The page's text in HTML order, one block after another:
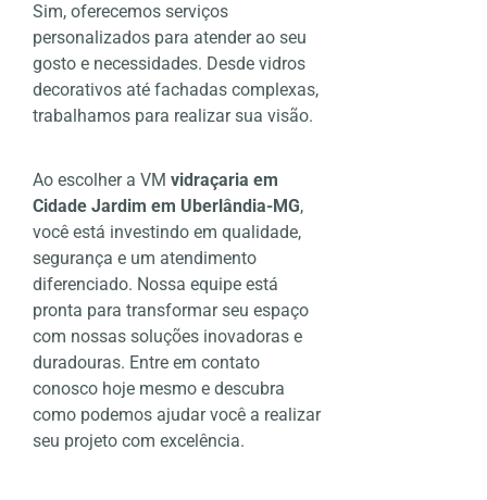
Sim, oferecemos serviços
personalizados para atender ao seu
gosto e necessidades. Desde vidros
decorativos até fachadas complexas,
trabalhamos para realizar sua visão.
Ao escolher a VM vidraçaria em
Cidade Jardim em Uberlândia-MG,
você está investindo em qualidade,
segurança e um atendimento
diferenciado. Nossa equipe está
pronta para transformar seu espaço
com nossas soluções inovadoras e
duradouras. Entre em contato
conosco hoje mesmo e descubra
como podemos ajudar você a realizar
seu projeto com excelência.